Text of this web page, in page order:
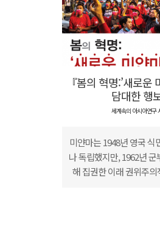
『봄의 혁명:’새로운
담대한 행
세계속의 아시아연구
미얀마는 1948년 영국 식
나 독립했지만, 1962년
해 집권한 이래 권위주의